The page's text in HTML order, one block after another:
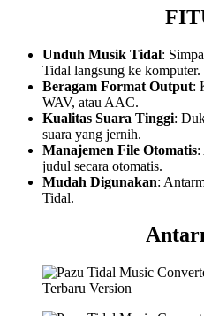
Unduh Musik Tidal:
Tidal langsung ke komputer.
Beragam Format Output:
WAV, atau AAC.
Kualitas Suara Tinggi:
suara yang jernih.
Manajemen File Otomatis:
judul secara otomatis.
Mudah Digunakan:
Tidal.